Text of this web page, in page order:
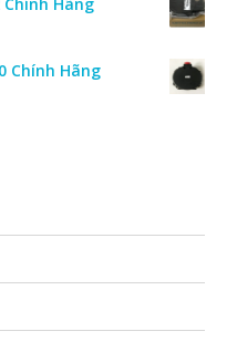
Chính Hãng
Chính Hãng